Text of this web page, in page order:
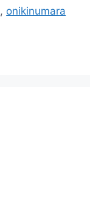
, onikinumara